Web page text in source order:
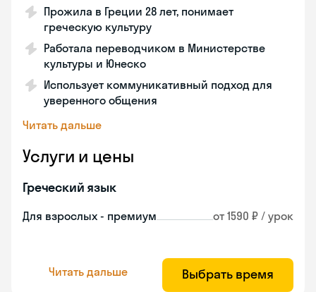
Прожила в Греции 28 лет, понимает
греческую культуру
Работала переводчиком в Министерстве
культуры и Юнеско
Использует коммуникативный подход для
уверенного общения
Читать дальше
Услуги и цены
Греческий язык
Для взрослых - премиум от 1590 ₽ / урок
Читать дальше Выбрать время